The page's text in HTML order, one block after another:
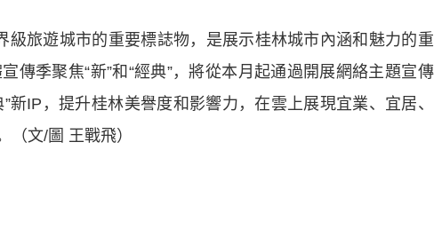
旅遊城市的重要標誌物，是展示桂林城市內涵和魅力的重
傳季聚焦“新”和“經典”，將從本月起通過開展網絡主題宣
新IP，提升桂林美譽度和影響力，在雲上展現宜業、宜居
（文/圖 王戰飛）